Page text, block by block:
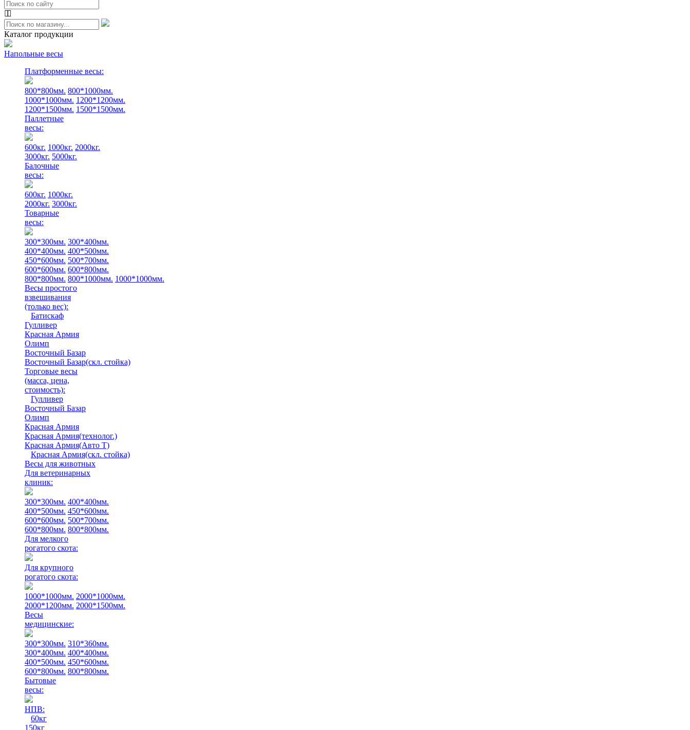
Каталог продукции
Напольные весы
Платформенные весы:
800*800мм. 800*1000мм.
1000*1000мм. 1200*1200мм.
1200*1500мм. 1500*1500мм.
Паллетные
весы:
600кг. 1000кг. 2000кг.
3000кг. 5000кг.
Балочные
весы:
600кг. 1000кг.
2000кг. 3000кг.
Товарные
весы:
300*300мм. 300*400мм.
400*400мм. 400*500мм.
450*600мм. 500*700мм.
600*600мм. 600*800мм.
800*800мм. 800*1000мм. 1000*1000мм.
Весы простого
взвешивания
(только вес):
Батискаф
Гулливер
Красная Армия
Олимп
Восточный Базар
Восточный Базар(скл. стойка)
Торговые весы
(масса, цена,
стоимость):
Гулливер
Восточный Базар
Олимп
Красная Армия
Красная Армия(технолог.)
Красная Армия(Авто Т)
Красная Армия(скл. стойка)
Весы для животных
Для ветеринарных
клиник:
300*300мм. 400*400мм.
400*500мм. 450*600мм.
600*600мм. 500*700мм.
600*800мм. 800*800мм.
Для мелкого
рогатого скота:
Для крупного
рогатого скота:
1000*1000мм. 2000*1000мм.
2000*1200мм. 2000*1500мм.
Весы
медицинские:
300*300мм. 310*360мм.
300*400мм. 400*400мм.
400*500мм. 450*600мм.
600*800мм. 800*800мм.
Бытовые
весы:
НПВ:
60кг
150кг